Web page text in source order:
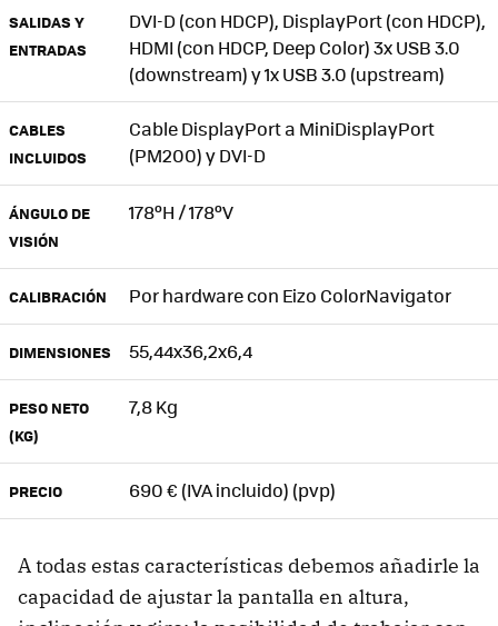
SALIDAS Y
ENTRADAS
DVI-D (con HDCP), DisplayPort (con HDCP),
HDMI (con HDCP, Deep Color) 3x USB 3.0
(downstream) y 1x USB 3.0 (upstream)
CABLES
INCLUIDOS
Cable DisplayPort a MiniDisplayPort
(PM200) y DVI-D
ÁNGULO DE
VISIÓN
178ºH / 178ºV
CALIBRACIÓN Por hardware con Eizo ColorNavigator
DIMENSIONES 55,44x36,2x6,4
PESO NETO
(KG)‎
7,8 Kg
PRECIO 690 € (IVA incluido) (pvp)
A todas estas características debemos añadirle la
capacidad de ajustar la pantalla en altura,